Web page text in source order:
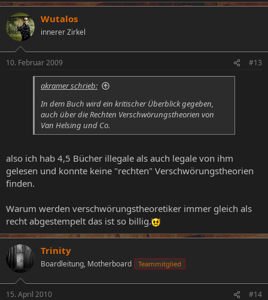
Wutalos
innerer Zirkel
10. Februar 2009 #13
akramer schrieb:
In dem Buch wird ein kritischer Überblick gegeben,
auch über die Rechten Verschwörungstheorien von
Van Helsing und Co.
also ich hab 4,5 Bücher illegale als auch legale von ihm
gelesen und konnte keine "rechten" Verschwörungstheorien
finden.
Warum werden verschwörungstheoretiker immer gleich als
recht abgestempelt das ist so billig.
Trinity
Boardleitung, Motherboard Teammitglied
15. April 2010 #14